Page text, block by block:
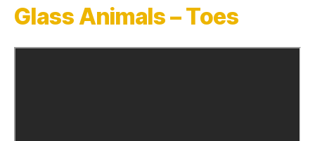
Glass Animals – Toes